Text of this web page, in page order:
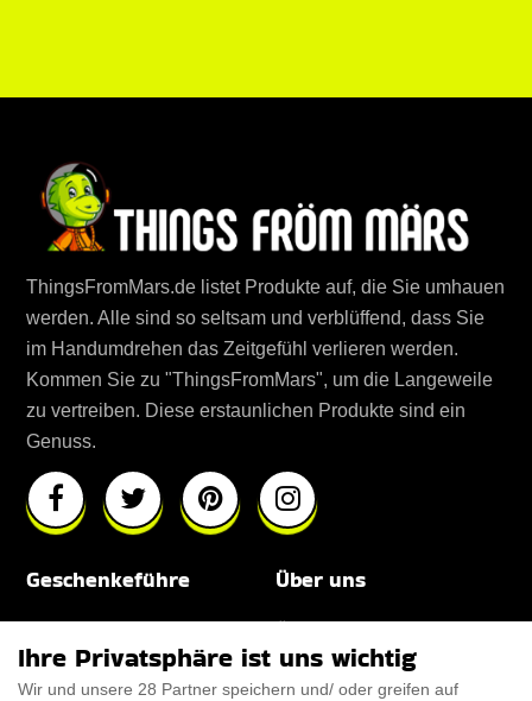
ThingsFromMars.de listet Produkte auf, die Sie umhauen
werden. Alle sind so seltsam und verblüffend, dass Sie
im Handumdrehen das Zeitgefühl verlieren werden.
Kommen Sie zu "ThingsFromMars", um die Langeweile
zu vertreiben. Diese erstaunlichen Produkte sind ein
Genuss.
Geschenkeführe Über uns
Ihre Privatsphäre ist uns wichtig
Wir und unsere 28 Partner speichern und/ oder greifen auf